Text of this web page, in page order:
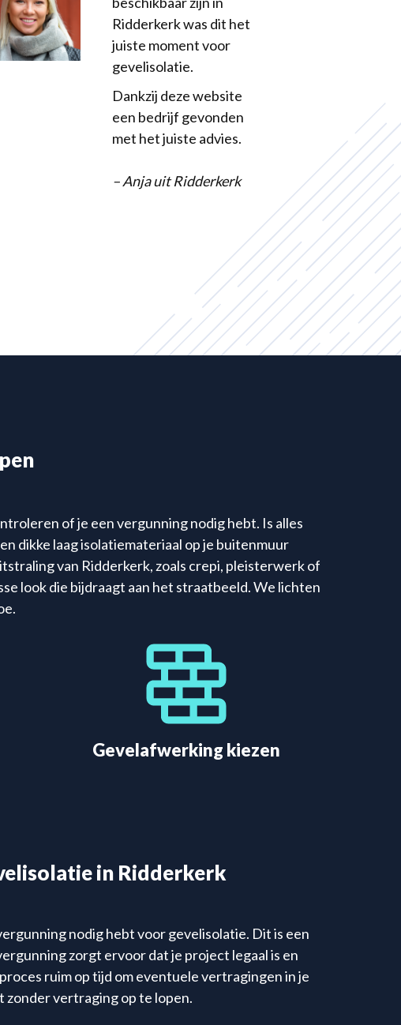
Ridderkerk was dit het
juiste moment voor
gevelisolatie.
Dankzij deze website
een bedrijf gevonden
met het juiste advies.
– Anja uit Ridderkerk
of je een vergunning nodig hebt. Is alles
dikke laag isolatiemateriaal op je buitenmuur
van Ridderkerk, zoals crepi, pleisterwerk of
look die bijdraagt aan het straatbeeld. We lichten
Gevelafwerking kiezen
in Ridderkerk
nodig hebt voor gevelisolatie. Dit is een
zorgt ervoor dat je project legaal is en
ruim op tijd om eventuele vertragingen in je
vertraging op te lopen.